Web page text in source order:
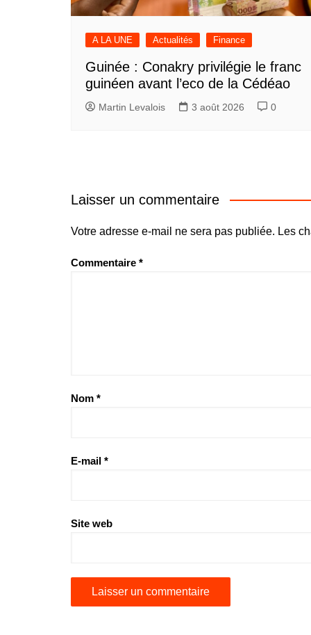
A LA UNE Actualités Finance
Guinée : Conakry privilégie le franc
guinéen avant l’eco de la Cédéao
Martin Levalois 3 août 2026 0
Laisser un commentaire
Votre adresse e-mail ne sera pas publiée. Les
Commentaire *
Nom *
E-mail *
Site web